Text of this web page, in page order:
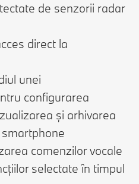
de senzorii radar
direct la
unei
configurarea
și arhivarea
comenzilor vocale
selectate în timpul